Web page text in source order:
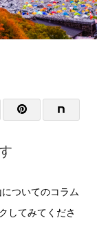
ついてのコラム
してみてくださ